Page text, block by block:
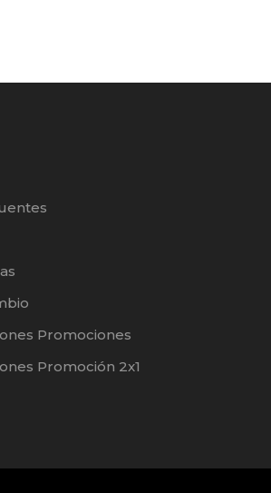
Promociones
Promoción 2x1